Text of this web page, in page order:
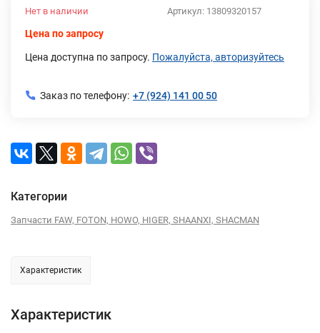
Артикул: 13809320157
Нет в наличии
Цена по запросу
Цена доступна по запросу. Пожалуйста, авторизуйтесь
Заказ по телефону: +7 (924) 141 00 50
Категории
Запчасти FAW, FOTON, HOWO, HIGER, SHAANXI, SHACMAN
Характеристик
Характеристик